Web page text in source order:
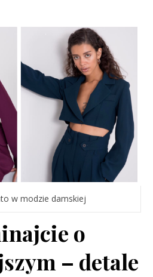
w modzie damskiej
o
– detale